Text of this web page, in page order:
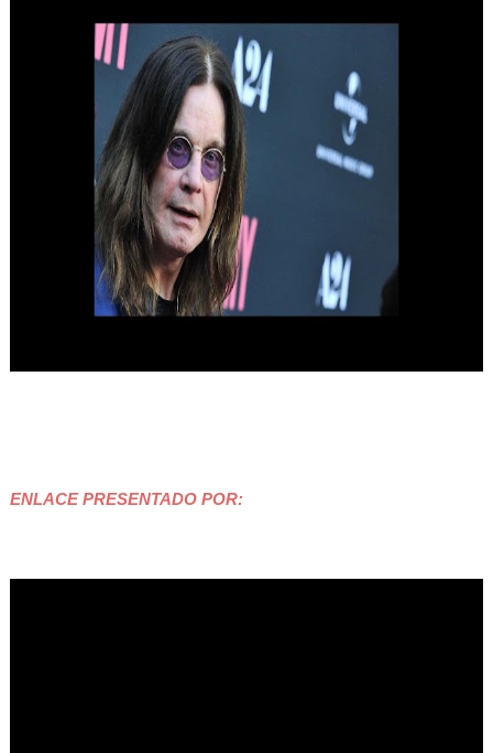
ENLACE PRESENTADO POR: